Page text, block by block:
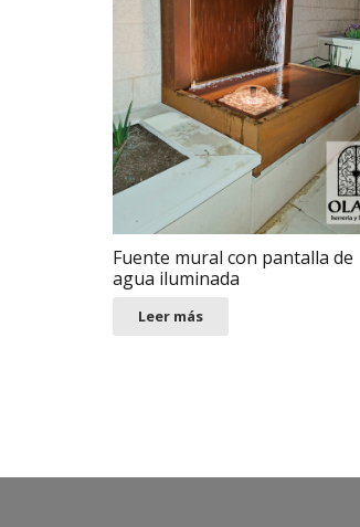
Fuente mural con pantalla de
agua iluminada
Leer más